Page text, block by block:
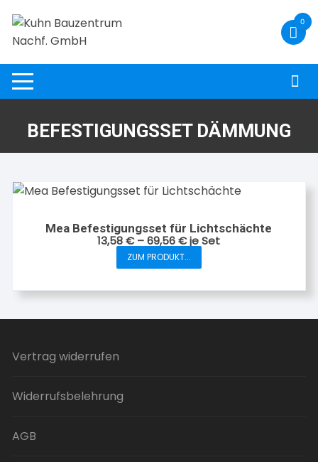
Inhalt
springen
0
BEFESTIGUNGSSET DÄMMUNG
Mea Befestigungsset für Lichtschächte
13,58€–69,56€je Set
ZUM PRODUKT...
Dieses
weist
mehrere
Vertrag widerrufen
Widerrufsbelehrung
AGB